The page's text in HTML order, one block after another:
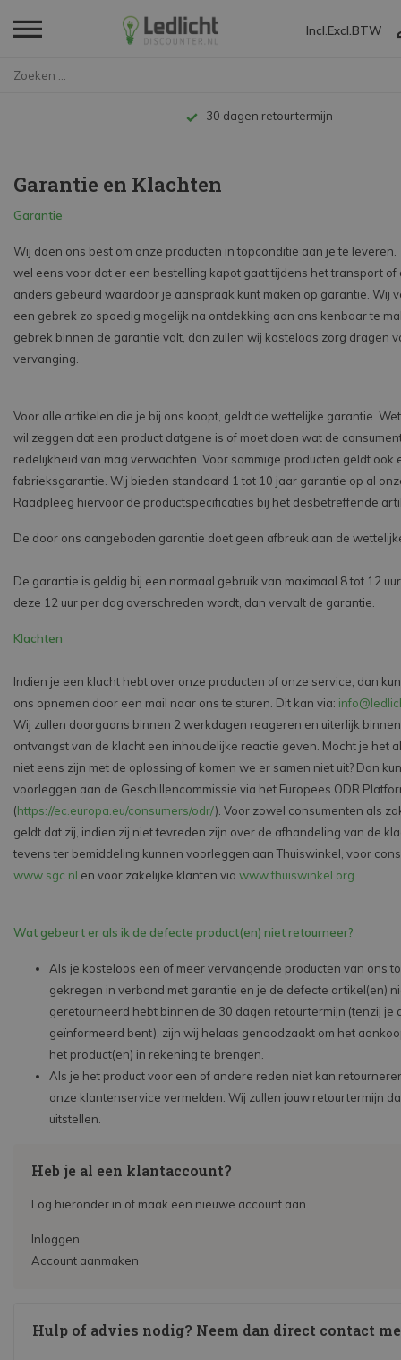
Incl. Excl. BTW
30 dagen retourtermijn
Garantie en Klachten
Garantie
Wij doen ons best om onze producten in topconditie aan je te leveren.
wel eens voor dat er een bestelling kapot gaat tijdens het transport of
anders gebeurd waardoor je aanspraak kunt maken op garantie. Wij
een gebrek zo spoedig mogelijk na ontdekking aan ons kenbaar te
gebrek binnen de garantie valt, dan zullen wij kosteloos zorg dragen
vervanging.
Voor alle artikelen die je bij ons koopt, geldt de wettelijke garantie.
wil zeggen dat een product datgene is of moet doen wat de
redelijkheid van mag verwachten. Voor sommige producten geldt ook
fabrieksgarantie. Wij bieden standaard 1 tot 10 jaar garantie op al
Raadpleeg hiervoor de productspecificaties bij het desbetreffende
De door ons aangeboden garantie doet geen afbreuk aan de
De garantie is geldig bij een normaal gebruik van maximaal 8 tot 12
deze 12 uur per dag overschreden wordt, dan vervalt de garantie.
Klachten
Indien je een klacht hebt over onze producten of onze service, dan
ons opnemen door een mail naar ons te sturen. Dit kan via:
Wij zullen doorgaans binnen 2 werkdagen reageren en uiterlijk
ontvangst van de klacht een inhoudelijke reactie geven. Mocht je het
niet eens zijn met de oplossing of komen we er samen niet uit? Dan
voorleggen aan de Geschillencommissie via het Europees ODR
(https://ec.europa.eu/consumers/odr/). Voor zowel consumenten als
geldt dat zij, indien zij niet tevreden zijn over de afhandeling van de
tevens ter bemiddeling kunnen voorleggen aan Thuiswinkel, voor
www.sgc.nl en voor zakelijke klanten via www.thuiswinkel.org
Wat gebeurt er als ik de defecte product(en) niet retourneer?
Als je kosteloos een of meer vervangende producten van ons
gekregen in verband met garantie en je de defecte artikel(en)
geretourneerd hebt binnen de 30 dagen retourtermijn (tenzij je
geïnformeerd bent), zijn wij helaas genoodzaakt om het
het product(en) in rekening te brengen.
Als je het product voor een of andere reden niet kan
onze klantenservice vermelden. Wij zullen jouw retourtermijn
uitstellen.
Heb je al een klantaccount?
Log hieronder in of maak een nieuwe account aan
Inloggen
Account aanmaken
Hulp of advies nodig? Neem dan direct contact